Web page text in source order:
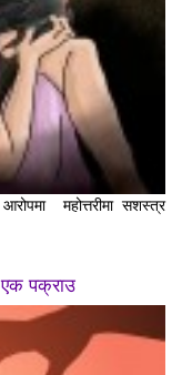
महोत्तरीमा सशस्त्र
एक पक्राउ